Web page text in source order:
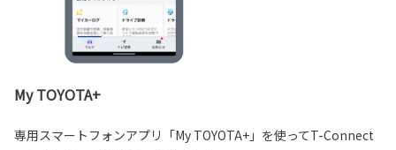
My TOYOTA+
専用スマートフォンアプリ「My TOYOTA+」を使ってT-Connect